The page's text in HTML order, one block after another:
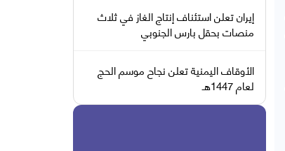
إيران تعلن استئناف إنتاج الغاز في ثلاث
منصات بحقل بارس الجنوبي
الأوقاف اليمنية تعلن نجاح موسم الحج
لعام 1447هـ